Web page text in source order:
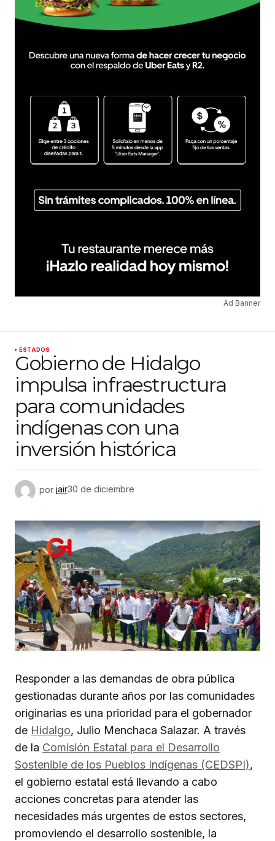
Ad Banner
ESTADOS
Gobierno de Hidalgo
impulsa infraestructura
para comunidades
indígenas con una
inversión histórica
por jair30 de diciembre
Responder a las demandas de obra pública
gestionadas durante años por las comunidades
originarias es una prioridad para el gobernador
de Hidalgo, Julio Menchaca Salazar. A través
de la Comisión Estatal para el Desarrollo
Sostenible de los Pueblos Indígenas (CEDSPI),
el gobierno estatal está llevando a cabo
acciones concretas para atender las
necesidades más urgentes de estos sectores,
promoviendo el desarrollo sostenible, la